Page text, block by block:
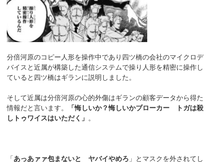
分倍河原のコピー人形を操作中であり四ツ橋の会社のマイクロデ
バイスと近属が構築した通信システムで操り人形を精密に操作し
ていると四ツ橋はギランに説明しました。
そして近属は分倍河原の心的外傷はギランの顧客データから得た
情報だと言います。
「悔しいか？悔しいかブローカー トガは殺
しトゥワイスはいただく」 。
「あっあァァ包まないと ヤバイやめろ 」とマスクを外されてし